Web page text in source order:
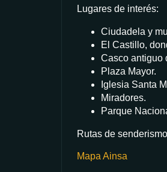
Lugares de interés:
Ciudadela y
El Castillo,
Casco antiguo
Plaza Mayor.
Iglesia Santa
Miradores.
Parque
Rutas de
Mapa Ainsa